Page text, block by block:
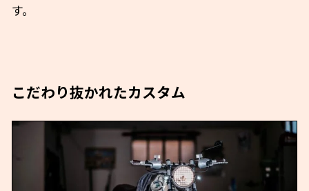
す。
こだわり抜かれたカスタム